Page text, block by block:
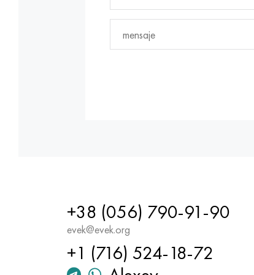
+38 (056) 790-91-90
evek@evek.org
+1 (716) 524-18-72